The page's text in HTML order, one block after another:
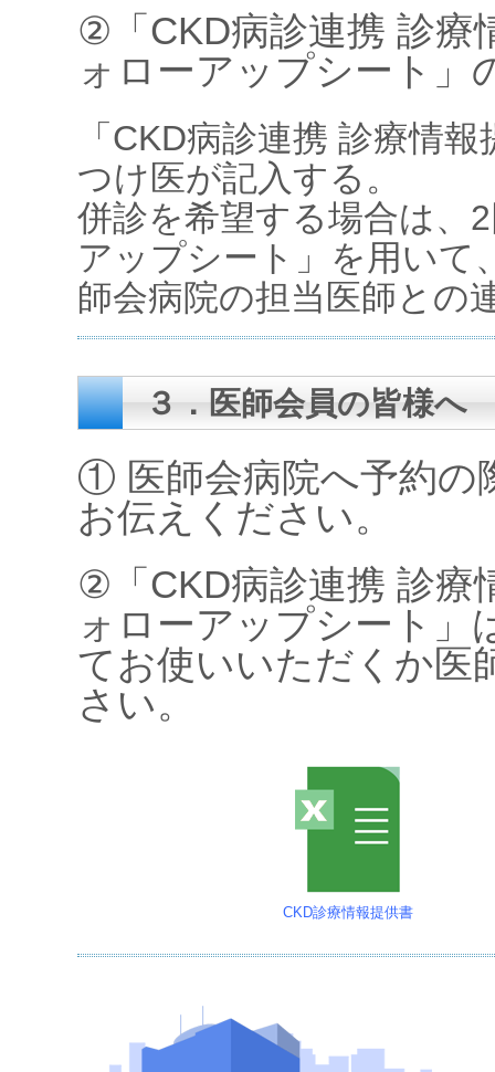
②「CKD病診連携 診療
ォローアップシート」
「CKD病診連携 診療情
つけ医が記入する。
併診を希望する場合は、
アップシート」を用いて
師会病院の担当医師との
３．医師会員の皆様へ
① 医師会病院へ予約の
お伝えください。
②「CKD病診連携 診療
ォローアップシート」
てお使いいただくか医
さい。
CKD診療情報提供書